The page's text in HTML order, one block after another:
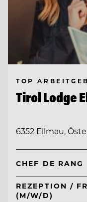
TOP
Tirol Lodge
6352 Ellmau,
CHEF DE RANG
REZEPTION /
(M/W/D)